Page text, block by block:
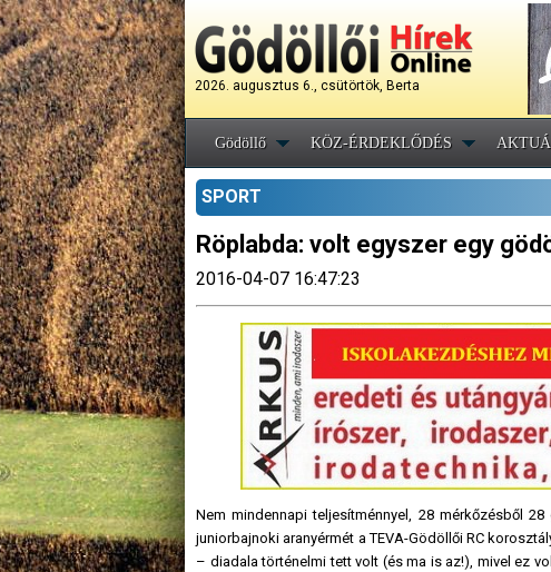
2026. augusztus 6., csütörtök, Berta
Gödöllő KÖZ-ÉRDEKLŐDÉS
SPORT
Röplabda: volt egyszer egy
2016-04-07 16:47:23
Nem mindennapi teljesítménnyel, 28 mérkőzésből
juniorbajnoki aranyérmét a TEVA-Gödöllői RC
– diadala történelmi tett volt (és ma is az!), mivel ez